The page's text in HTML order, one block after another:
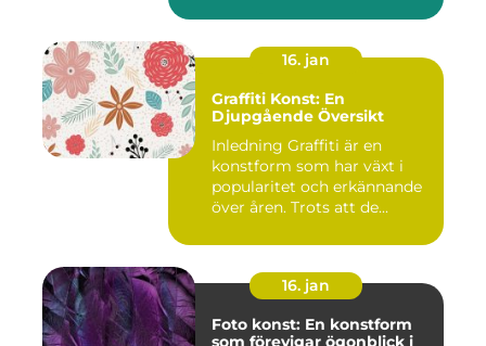
16. jan
Graffiti Konst: En
Djupgående Översikt
Inledning Graffiti är en
konstform som har växt i
popularitet och erkännande
över åren. Trots att de...
16. jan
Foto konst: En konstform
som förevigar ögonblick i